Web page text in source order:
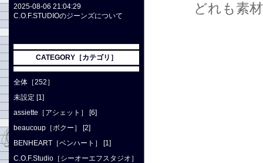
どれも素
2025-08-06 21:04:29
C.O.F.STUDIOのジーンズについて
CATEGORY［カテゴリ］
全体［252］
未設定 [1]
assiette［アシェット］ [6]
beaucoup［ボクー］ [2]
BENHEART［ベンハート］ [1]
C.O.F.Studio［シーオーエフスタジオ］